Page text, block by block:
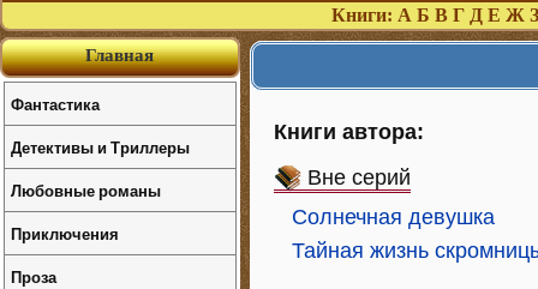
Книги: А Б В Г Д Е Ж З
Книги автора:
Вне серий
Солнечная девушка
Тайная жизнь
Главная
Фантастика
Детективы и Триллеры
Любовные романы
Приключения
Проза